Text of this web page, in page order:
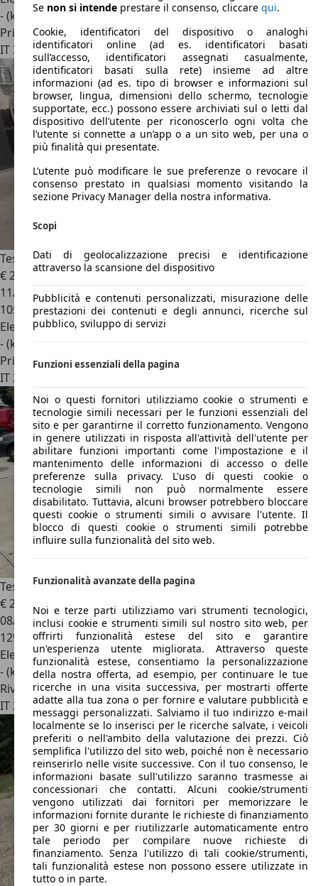
- (kWh/100 km)
Privato
IT 38122Trento
Tesla Model S Model S Long Range Plus awd
€ 29.0001
11/2020
105.400 km
Elettrica
- (kWh/100 km)
Privato
IT 20122
Tesla Model S100D
€ 22.900
08/2018
129.000 km
Elettrica
- (kWh/100 km)
Rivenditore
IT 20093Cologno Monzese - Milano - Mi
Se non si intende prestare il consenso, cliccare qui.
Cookie, identificatori del dispositivo o analoghi
identificatori online (ad es. identificatori basati
sull’accesso, identificatori assegnati casualmente,
identificatori basati sulla rete) insieme ad altre
informazioni (ad es. tipo di browser e informazioni sul
browser, lingua, dimensioni dello schermo, tecnologie
supportate, ecc.) possono essere archiviati sul o letti dal
dispositivo dell’utente per riconoscerlo ogni volta che
l’utente si connette a un’app o a un sito web, per una o
più finalità qui presentate.
L’utente può modificare le sue preferenze o revocare il
consenso prestato in qualsiasi momento visitando la
sezione Privacy Manager della nostra informativa.
Scopi
Dati di geolocalizzazione precisi e identificazione
attraverso la scansione del dispositivo
Pubblicità e contenuti personalizzati, misurazione delle
prestazioni dei contenuti e degli annunci, ricerche sul
pubblico, sviluppo di servizi
Funzioni essenziali della pagina
Noi o questi fornitori utilizziamo cookie o strumenti e
tecnologie simili necessari per le funzioni essenziali del
sito e per garantirne il corretto funzionamento. Vengono
in genere utilizzati in risposta all'attività dell'utente per
abilitare funzioni importanti come l'impostazione e il
mantenimento delle informazioni di accesso o delle
preferenze sulla privacy. L'uso di questi cookie o
tecnologie simili non può normalmente essere
disabilitato. Tuttavia, alcuni browser potrebbero bloccare
questi cookie o strumenti simili o avvisare l'utente. Il
blocco di questi cookie o strumenti simili potrebbe
influire sulla funzionalità del sito web.
Funzionalità avanzate della pagina
Noi e terze parti utilizziamo vari strumenti tecnologici,
inclusi cookie e strumenti simili sul nostro sito web, per
offrirti funzionalità estese del sito e garantire
un'esperienza utente migliorata. Attraverso queste
funzionalità estese, consentiamo la personalizzazione
della nostra offerta, ad esempio, per continuare le tue
ricerche in una visita successiva, per mostrarti offerte
adatte alla tua zona o per fornire e valutare pubblicità e
messaggi personalizzati. Salviamo il tuo indirizzo e-mail
localmente se lo inserisci per le ricerche salvate, i veicoli
preferiti o nell'ambito della valutazione dei prezzi. Ciò
semplifica l'utilizzo del sito web, poiché non è necessario
reinserirlo nelle visite successive. Con il tuo consenso, le
informazioni basate sull'utilizzo saranno trasmesse ai
concessionari che contatti. Alcuni cookie/strumenti
vengono utilizzati dai fornitori per memorizzare le
informazioni fornite durante le richieste di finanziamento
per 30 giorni e per riutilizzarle automaticamente entro
tale periodo per compilare nuove richieste di
finanziamento. Senza l'utilizzo di tali cookie/strumenti,
tali funzionalità estese non possono essere utilizzate in
tutto o in parte.